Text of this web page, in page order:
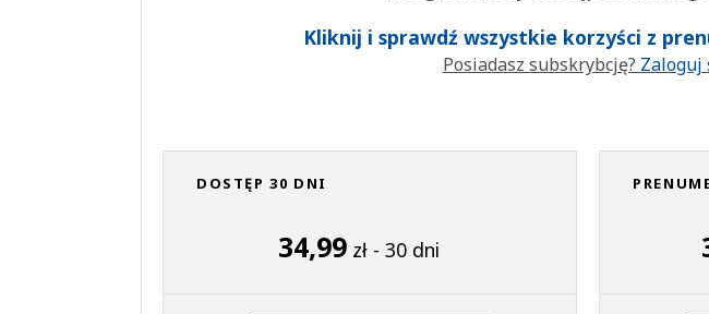
Kliknij i sprawdź wszystkie korzyści z
Posiadasz subskrybcję? Zaloguj
DOSTĘP 30 DNI
34,99 zł - 30 dni